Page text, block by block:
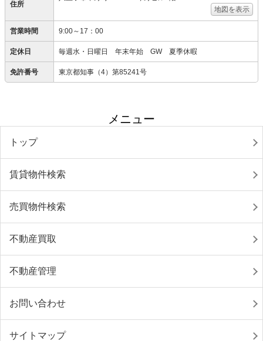
住所
地図を表示
営業時間 9:00～17：00
定休日 毎週水・日曜日 年末年始 GW 夏季休暇
免許番号 東京都知事（4）第85241号
メニュー
トップ
賃貸物件検索
売買物件検索
不動産買取
不動産管理
お問い合わせ
サイトマップ